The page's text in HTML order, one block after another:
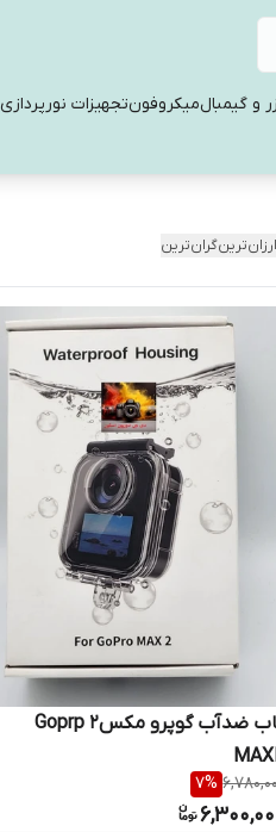
و گیمبالمیکروفونتجهیزات نورپردازی
ارزان‌ترینگران‌ترین
قاب ضدآب گوپرو مکس2 Goprp
7%